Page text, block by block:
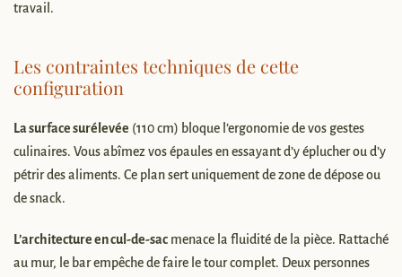
travail.
Les contraintes techniques de cette
configuration
La surface surélevée (110 cm) bloque l’ergonomie de vos gestes
culinaires. Vous abîmez vos épaules en essayant d’y éplucher ou d’y
pétrir des aliments. Ce plan sert uniquement de zone de dépose ou
de snack.
L’architecture en cul-de-sac menace la fluidité de la pièce. Rattaché
au mur, le bar empêche de faire le tour complet. Deux personnes